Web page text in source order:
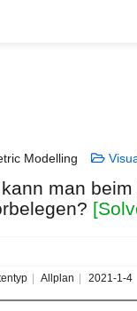
Modelling
man
Allplan 2021-1-4